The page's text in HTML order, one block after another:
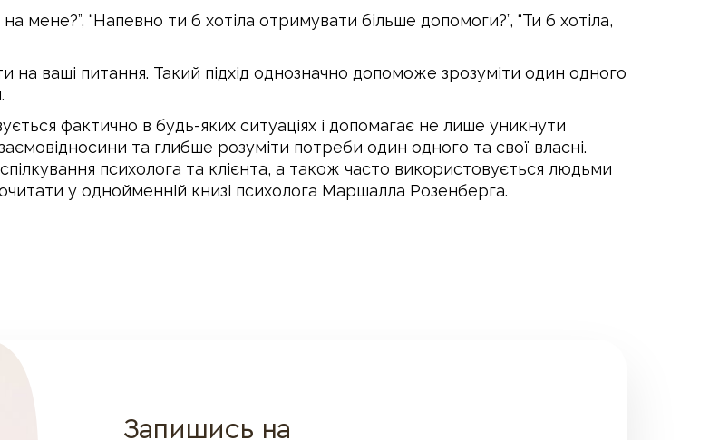
мене?”, “Напевно ти б хотіла отримувати більше допомоги?”, “Ти б хотіла,
на ваші питання. Такий підхід однозначно допоможе зрозуміти один одного
фактично в будь-яких ситуаціях і допомагає не лише уникнути
та глибше розуміти потреби один одного та свої власні.
психолога та клієнта, а також часто використовується людьми
у однойменній книзі психолога Маршалла Розенберга.
Запишись на